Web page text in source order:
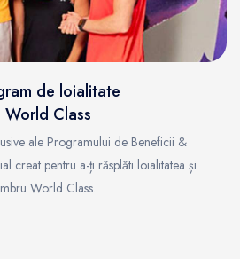
de loialitate
World Class
ale Programului de Beneficii &
creat pentru a-ți răsplăti loialitatea și
World Class.